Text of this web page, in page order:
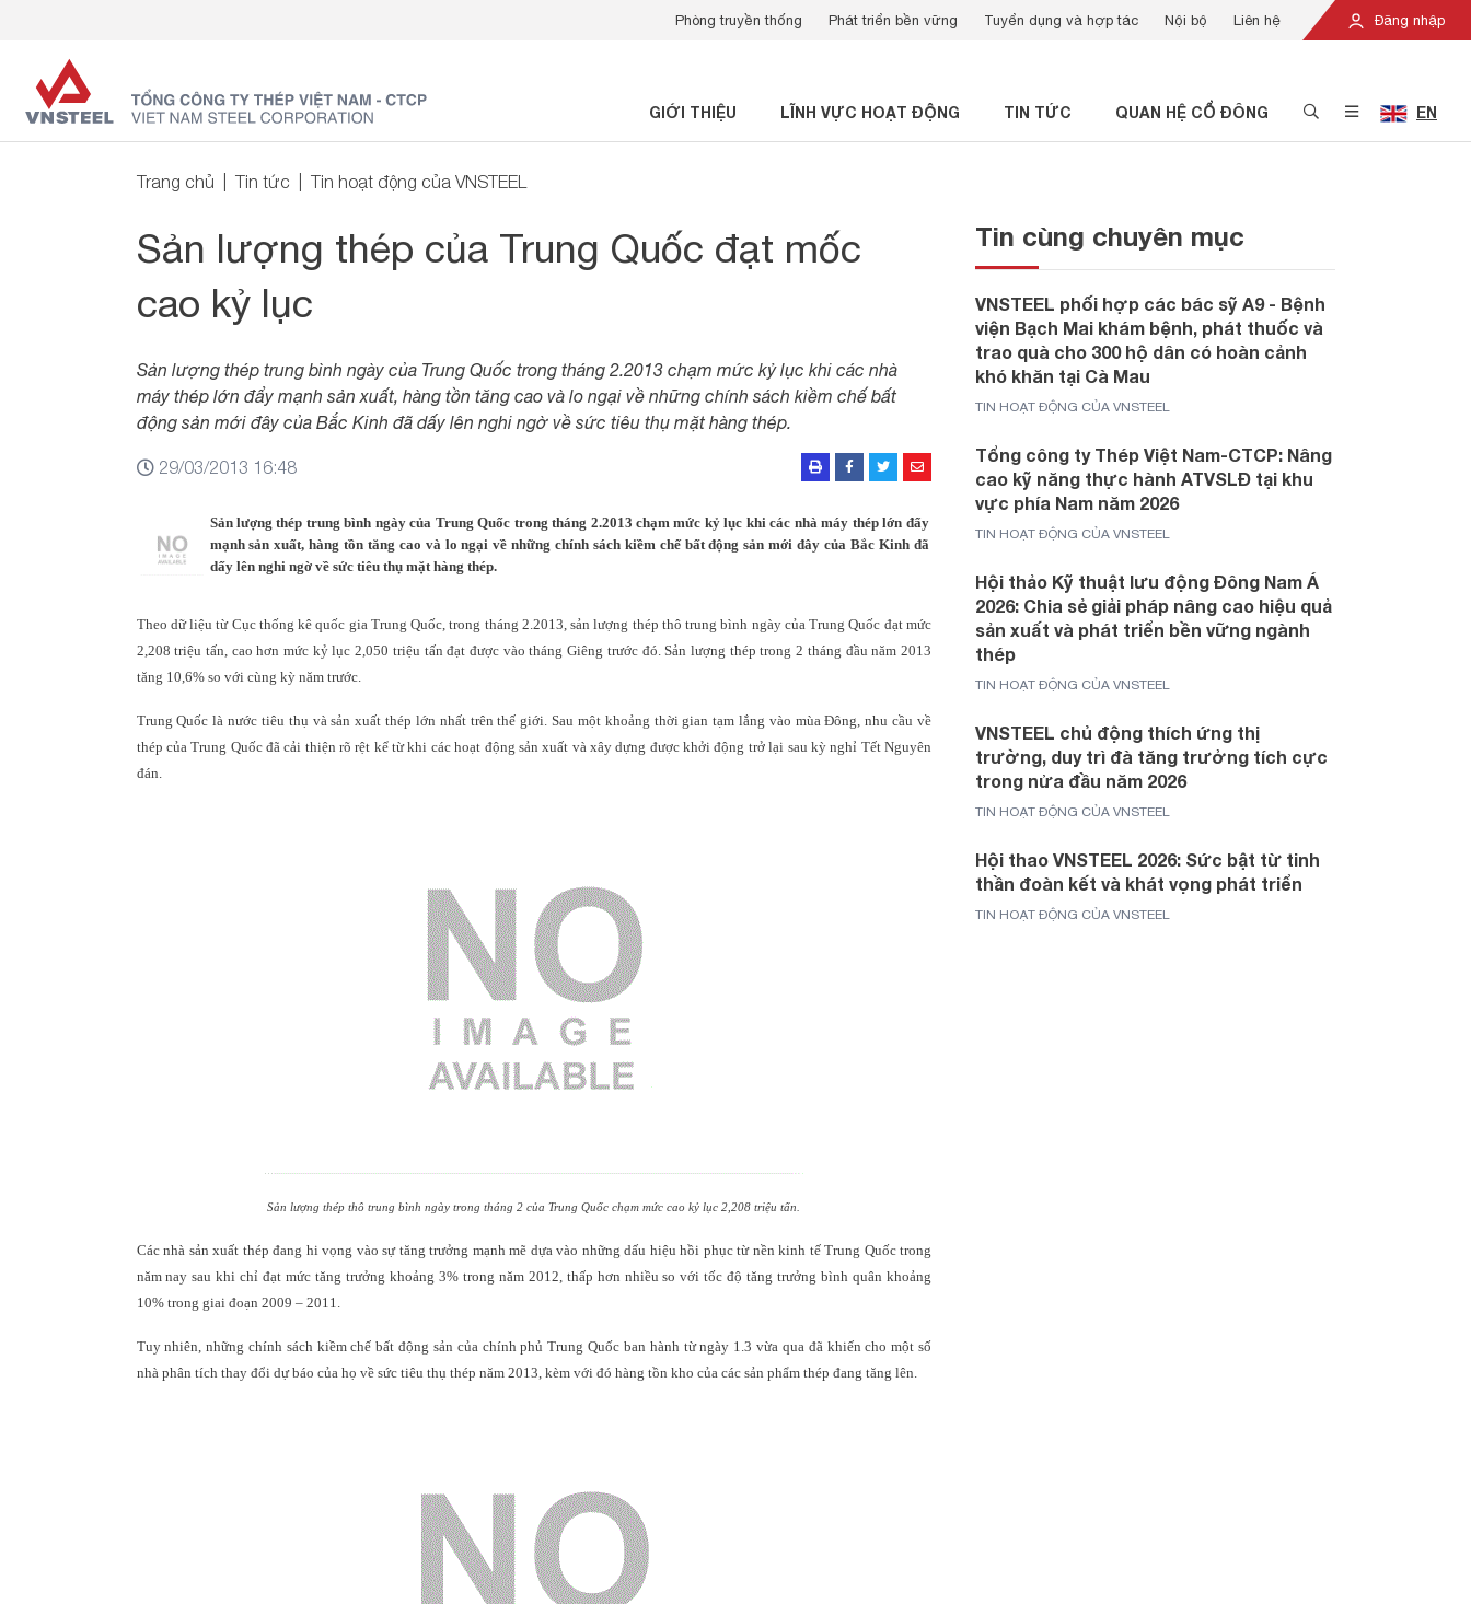
Đăng nhập
Phòng truyền thống Phát triển bền vững Tuyển dụng và hợp tác Nội bộ Liên hệ
GIỚI THIỆU LĨNH VỰC HOẠT ĐỘNG TIN TỨC QUAN HỆ CỔ ĐÔNG EN
Trang chủ Tin tức Tin hoạt động của VNSTEEL
Sản lượng thép của Trung Quốc đạt mốc
cao kỷ lục
Sản lượng thép trung bình ngày của Trung Quốc trong tháng 2.2013 chạm mức kỷ lục khi các nhà
máy thép lớn đẩy mạnh sản xuất, hàng tồn tăng cao và lo ngại về những chính sách kiềm chế bất
động sản mới đây của Bắc Kinh đã dấy lên nghi ngờ về sức tiêu thụ mặt hàng thép.
29/03/2013 16:48
Sản lượng thép trung bình ngày của Trung Quốc trong tháng 2.2013 chạm mức kỷ lục khi các nhà máy thép lớn đẩy
mạnh sản xuất, hàng tồn tăng cao và lo ngại về những chính sách kiềm chế bất động sản mới đây của Bắc Kinh đã
dấy lên nghi ngờ về sức tiêu thụ mặt hàng thép.
Theo dữ liệu từ Cục thống kê quốc gia Trung Quốc, trong tháng 2.2013, sản lượng thép thô trung bình ngày của Trung Quốc đạt mức
2,208 triệu tấn, cao hơn mức kỷ lục 2,050 triệu tấn đạt được vào tháng Giêng trước đó. Sản lượng thép trong 2 tháng đầu năm 2013
tăng 10,6% so với cùng kỳ năm trước.
Trung Quốc là nước tiêu thụ và sản xuất thép lớn nhất trên thế giới. Sau một khoảng thời gian tạm lắng vào mùa Đông, nhu cầu về
thép của Trung Quốc đã cải thiện rõ rệt kể từ khi các hoạt động sản xuất và xây dựng được khởi động trở lại sau kỳ nghỉ Tết Nguyên
đán.
Sản lượng thép thô trung bình ngày trong tháng 2 của Trung Quốc chạm mức cao kỷ lục 2,208 triệu tấn.
Các nhà sản xuất thép đang hi vọng vào sự tăng trưởng mạnh mẽ dựa vào những dấu hiệu hồi phục từ nền kinh tế Trung Quốc trong
năm nay sau khi chỉ đạt mức tăng trưởng khoảng 3% trong năm 2012, thấp hơn nhiều so với tốc độ tăng trưởng bình quân khoảng
10% trong giai đoạn 2009 – 2011.
Tuy nhiên, những chính sách kiềm chế bất động sản của chính phủ Trung Quốc ban hành từ ngày 1.3 vừa qua đã khiến cho một số
nhà phân tích thay đổi dự báo của họ về sức tiêu thụ thép năm 2013, kèm với đó hàng tồn kho của các sản phẩm thép đang tăng lên.
Tin cùng chuyên mục
VNSTEEL phối hợp các bác sỹ A9 - Bệnh
viện Bạch Mai khám bệnh, phát thuốc và
trao quà cho 300 hộ dân có hoàn cảnh
khó khăn tại Cà Mau
TIN HOẠT ĐỘNG CỦA VNSTEEL
Tổng công ty Thép Việt Nam-CTCP: Nâng
cao kỹ năng thực hành ATVSLĐ tại khu
vực phía Nam năm 2026
TIN HOẠT ĐỘNG CỦA VNSTEEL
Hội thảo Kỹ thuật lưu động Đông Nam Á
2026: Chia sẻ giải pháp nâng cao hiệu quả
sản xuất và phát triển bền vững ngành
thép
TIN HOẠT ĐỘNG CỦA VNSTEEL
VNSTEEL chủ động thích ứng thị
trường, duy trì đà tăng trưởng tích cực
trong nửa đầu năm 2026
TIN HOẠT ĐỘNG CỦA VNSTEEL
Hội thao VNSTEEL 2026: Sức bật từ tinh
thần đoàn kết và khát vọng phát triển
TIN HOẠT ĐỘNG CỦA VNSTEEL